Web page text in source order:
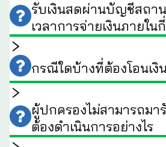
รับเงินสดผ่านบัญชีสถา
เวลาการจ่ายเงินภายใ
กรณีใดบ้างที่ต้องโอนเงิ
ผู้ปกครองไม่สามารถมา
ต้องดำเนินการอย่างไร